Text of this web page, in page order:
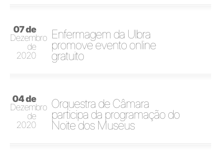
07 de
Dezembro
de
2020
Enfermagem da Ulbra
promove evento online
gratuito
04 de
Dezembro
de
2020
Orquestra de Câmara
participa da programação do
Noite dos Museus